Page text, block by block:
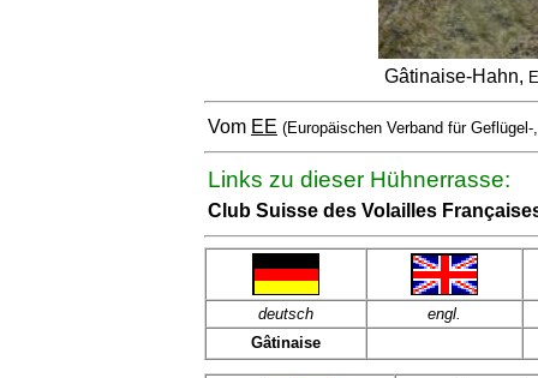
Gâtinaise-Hahn,
Vom EE (Europäischen Verband für
Links zu dieser Hühnerrasse:
Club Suisse des Volailles
deutsch
engl.
Gâtinaise